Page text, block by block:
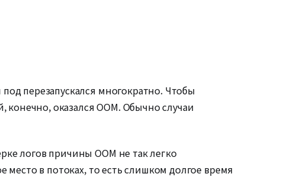
перезапускался многократно. Чтобы
оказался OOM. Обычно случаи
логов причины OOM не так легко
место в потоках, то есть слишком долгое время